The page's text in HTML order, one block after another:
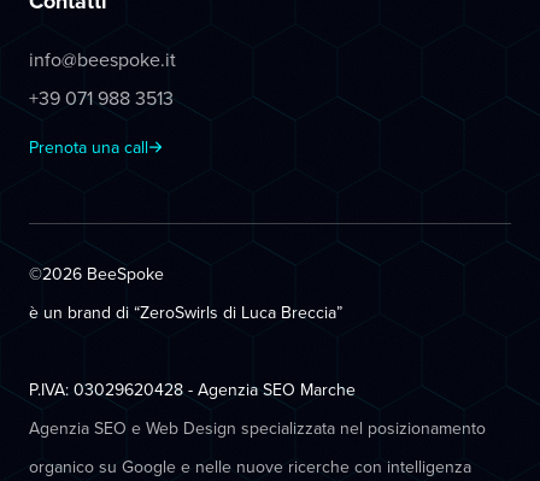
info@beespoke.it
+39 071 988 3513
Prenota una call
©2026 BeeSpoke
è un brand di “ZeroSwirls di Luca Breccia”
P.IVA: 03029620428 - Agenzia SEO Marche
Agenzia SEO e Web Design specializzata nel posizionamento
organico su Google e nelle nuove ricerche con intelligenza